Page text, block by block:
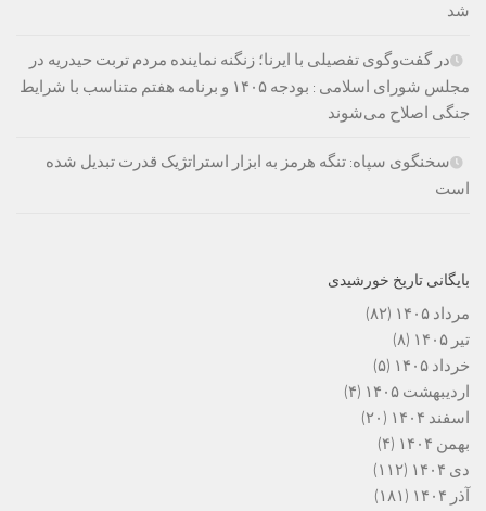
شد
در گفت‌وگوی تفصیلی با ایرنا؛ زنگنه نماینده مردم تربت حیدریه در
مجلس شورای اسلامی : بودجه ۱۴۰۵ و برنامه هفتم متناسب با شرایط
جنگی اصلاح می‌شوند
سخنگوی سپاه: تنگه هرمز به ابزار استراتژیک قدرت تبدیل شده
است
بایگانی تاریخ خورشیدی
مرداد ۱۴۰۵
(۸۲)
تیر ۱۴۰۵
(۸)
خرداد ۱۴۰۵
(۵)
اردیبهشت ۱۴۰۵
(۴)
اسفند ۱۴۰۴
(۲۰)
بهمن ۱۴۰۴
(۴)
دی ۱۴۰۴
(۱۱۲)
آذر ۱۴۰۴
(۱۸۱)